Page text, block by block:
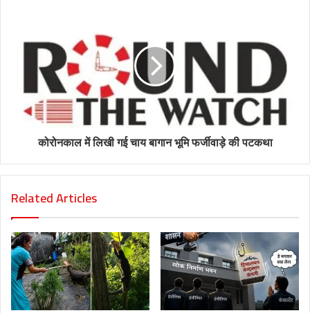
कोरोनकाल में लिखी गई चाय बागान भूमि फर्जीवाड़े की पटकथा
Related Articles